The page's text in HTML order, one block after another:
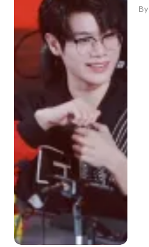
By